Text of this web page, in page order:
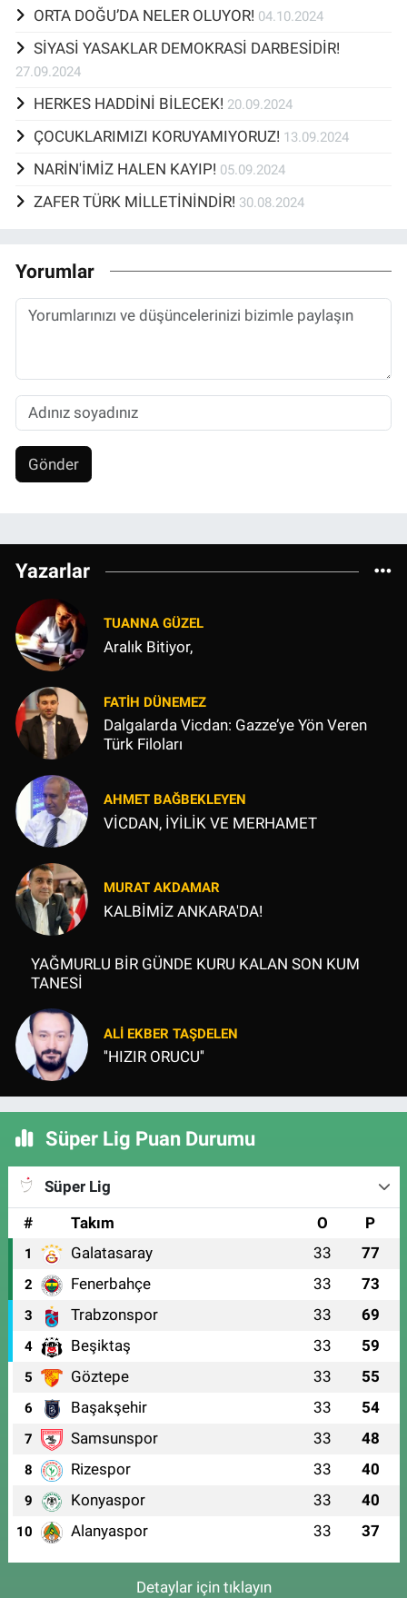
ORTA DOĞU’DA NELER OLUYOR! 04.10.2024
SİYASİ YASAKLAR DEMOKRASİ DARBESİDİR!
27.09.2024
HERKES HADDİNİ BİLECEK! 20.09.2024
ÇOCUKLARIMIZI KORUYAMIYORUZ! 13.09.2024
NARİN'İMİZ HALEN KAYIP! 05.09.2024
ZAFER TÜRK MİLLETİNİNDİR! 30.08.2024
Yorumlar
Gönder
Yazarlar
TUANNA GÜZEL
Aralık Bitiyor,
FATIH DÜNEMEZ
Dalgalarda Vicdan: Gazze’ye Yön Veren
Türk Filoları
AHMET BAĞBEKLEYEN
VİCDAN, İYİLİK VE MERHAMET
MURAT AKDAMAR
KALBİMİZ ANKARA'DA!
YAĞMURLU BİR GÜNDE KURU KALAN SON KUM
TANESİ
ALI EKBER TAŞDELEN
''HIZIR ORUCU''
Süper Lig Puan Durumu
Süper Lig
#
Takım O P
1 Galatasaray 33 77
2 Fenerbahçe 33 73
3 Trabzonspor 33 69
4 Beşiktaş 33 59
5 Göztepe 33 55
6 Başakşehir 33 54
7 Samsunspor 33 48
8 Rizespor 33 40
9 Konyaspor 33 40
10 Alanyaspor 33 37
Detaylar için tıklayın